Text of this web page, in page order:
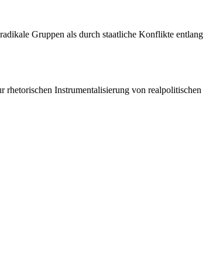
Gruppen als durch staatliche Konflikte entlang
rhetorischen Instrumentalisierung von realpolitischen